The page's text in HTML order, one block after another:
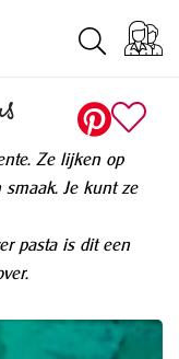
Ze lijken op
Je kunt ze
pasta is dit een